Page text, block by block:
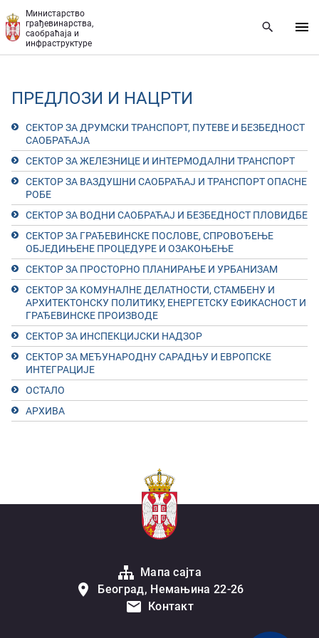
Министарство
грађевинарства,
саобраћаја и
инфраструктуре
ПРЕДЛОЗИ И НАЦРТИ
СЕКТОР ЗА ДРУМСКИ ТРАНСПОРТ, ПУТЕВЕ И БЕЗБЕДНОСТ
САОБРАЋАЈА
СЕКТОР ЗА ЖЕЛЕЗНИЦЕ И ИНТЕРМОДАЛНИ ТРАНСПОРТ
СЕКТОР ЗА ВАЗДУШНИ САОБРАЋАЈ И ТРАНСПОРТ ОПАСНЕ
РОБЕ
СЕКТОР ЗА ВОДНИ САОБРАЋАЈ И БЕЗБЕДНОСТ ПЛОВИДБЕ
СЕКТОР ЗА ГРАЂЕВИНСКЕ ПОСЛОВЕ, СПРОВОЂЕЊЕ
ОБЈЕДИЊЕНЕ ПРОЦЕДУРЕ И ОЗАКОЊЕЊЕ
СЕКТОР ЗА ПРОСТОРНО ПЛАНИРАЊЕ И УРБАНИЗАМ
СЕКТОР ЗА КОМУНАЛНЕ ДЕЛАТНОСТИ, СТАМБЕНУ И
АРХИТЕКТОНСКУ ПОЛИТИКУ, ЕНЕРГЕТСКУ ЕФИКАСНОСТ И
ГРАЂЕВИНСКЕ ПРОИЗВОДЕ
СЕКТОР ЗА ИНСПЕКЦИЈСКИ НАДЗОР
СЕКТОР ЗА МЕЂУНАРОДНУ САРАДЊУ И ЕВРОПСКЕ
ИНТЕГРАЦИЈЕ
ОСТАЛО
АРХИВА
Мапа сајта
Београд, Немањина 22-26
Контакт